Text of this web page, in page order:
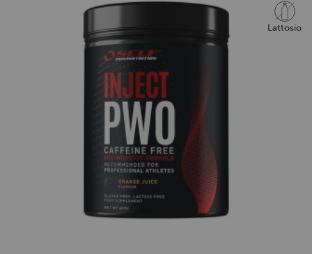
Lattosio